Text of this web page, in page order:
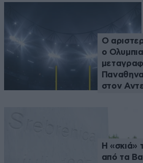
Ο
ο
στον
Η «σκιά»
από τα